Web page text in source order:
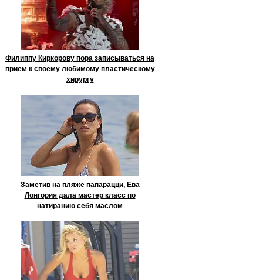
Филиппу Киркорову пора записываться на
прием к своему любимому пластическому
хирургу
Заметив на пляже папарацци, Ева
Лонгория дала мастер класс по
натиранию себя маслом